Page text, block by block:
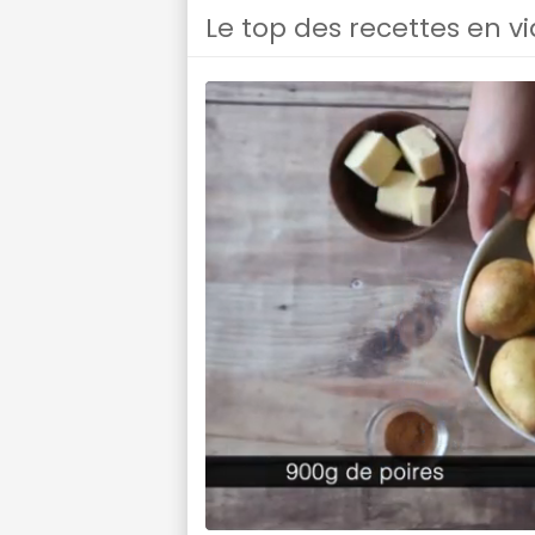
Le top des recettes en